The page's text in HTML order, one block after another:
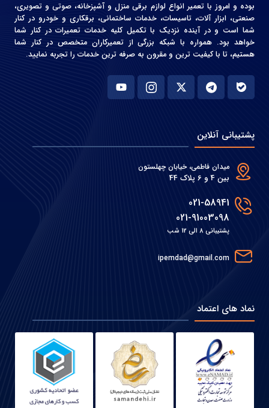
بوده و امروز با تعمیر انواع لوازم برقی منزل و آشپزخانه، صوتی و‌ تصویری،
صنعتی، ابزار آلات، تاسیسات، خدمات ساختمانی، برقکاری و خودرو در کنار
شما است و در آینده نزدیک با تکمیل کلیه خدمات تعمیرات در کنار شما
خواهد بود. همواره با شبکه بزرگی از تعمیرکاران متخصص در کنار شما
هستیم، تا با کیفیت ترین و مقرون به صرفه ترین خدمات را تجربه نمایید.
پشتیبانی آنلاین
میدان فاطمی، خیابان چهلستون
بین 4 و 6 پلاک 44
021-58941
021-91003098
پشتیبانی 8 الی 12 شب
ipemdad@gmail.com
نماد های اعتماد